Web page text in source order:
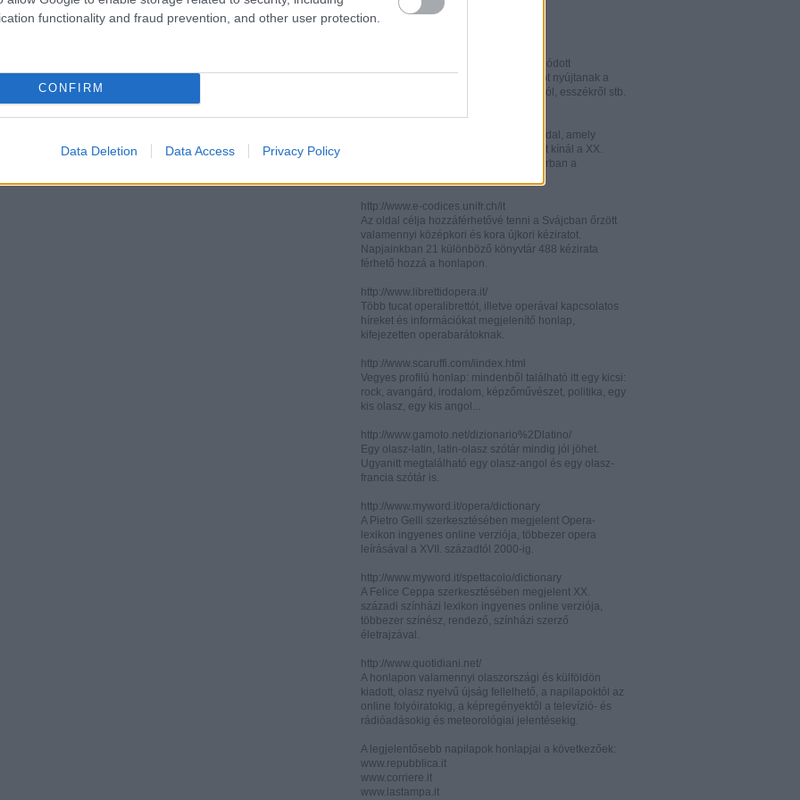
functionality and fraud prevention, and other user protection.
CONFIRM
Data Deletion Data Access Privacy Policy
http://www.italianistica.info/
Két, italianisztikai kutatásra specializálódott
információs portál - számos információt nyújtanak a
legújabb publikációkról, konferenciákról, esszékről stb.
http://digilander.libero.it/letteratura/
Könnyen áttkinthető irodalomkritikai oldal, amely
műelemzéseket és szerzői életrajzokat kínál a XX.
század elejéről. Célközönsége elsősorban a
http://www.e-codices.unifr.ch/it
Az oldal célja hozzáférhetővé tenni a Svájcban őrzött
valamennyi középkori és kora újkori kéziratot.
Napjainkban 21 különböző könyvtár 488 kézirata
férhető hozzá a honlapon.
http://www.librettidopera.it/
Több tucat operalibrettót, illetve operával kapcsolatos
híreket és információkat megjelenítő honlap,
kifejezetten operabarátoknak.
http://www.scaruffi.com/iindex.html
Vegyes profilú honlap: mindenből található itt egy kicsi:
rock, avangárd, irodalom, képzőművészet, politika, egy
kis olasz, egy kis angol...
http://www.gamoto.net/dizionario%2Dlatino/
Egy olasz-latin, latin-olasz szótár mindig jól jöhet.
Ugyanitt megtalálható egy olasz-angol és egy olasz-
francia szótár is.
http://www.myword.it/opera/dictionary
A Pietro Gelli szerkesztésében megjelent Opera-
lexikon ingyenes online verziója, többezer opera
leírásával a XVII. századtól 2000-ig.
http://www.myword.it/spettacolo/dictionary
A Felice Ceppa szerkesztésében megjelent XX.
századi színházi lexikon ingyenes online verziója,
többezer színész, rendező, színházi szerző
életrajzával.
http://www.quotidiani.net/
A honlapon valamennyi olaszországi és külföldön
kiadott, olasz nyelvű újság fellelhető, a napilapoktól az
online folyóiratokig, a képregényektől a televízió- és
rádióadásokig és meteorológiai jelentésekig.
A legjelentősebb napilapok honlapjai a következőek:
www.repubblica.it
www.corriere.it
www.lastampa.it